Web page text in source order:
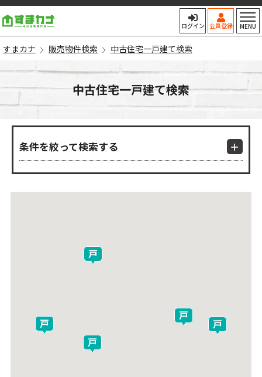
ログイン 会員登録 MENU
すまカナ 販売物件検索 中古住宅一戸建て検索
中古住宅一戸建て検索
条件を絞って検索する